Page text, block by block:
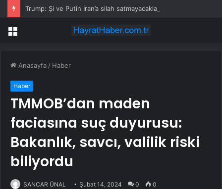
Trump: Şi ve Putin İran’a silah satmayacaklarını söyledi
Menü
Anasayfa / Haber
Haber
TMMOB’dan maden
faciasına suç duyurusu:
Bakanlık, savcı, valilik riski
biliyordu
SANCAR ÜNAL Şubat 14, 2024 0 0